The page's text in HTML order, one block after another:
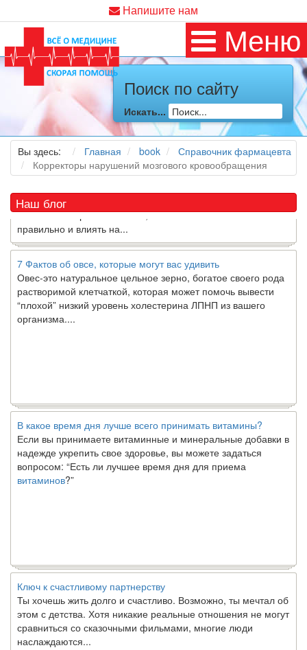
Напишите нам
Меню
Поиск по сайту
Искать...
Вы здесь: Главная book
Справочник фармацевта
Корректоры нарушений мозгового кровообращения
Наш блог
Как я заболел во время локдауна?
Это странная ситуация: вы соблюдали все меры
предосторожности COVID-19 (вы почти все время дома),
но, тем не менее, вы каким-то образом простудились. Вы
можете задаться...
5 причин обратить внимание на средиземноморскую диету
Какдиетолог, я вижу, что многие причудливые диеты
приходят в нашужизньи быстро исчезают из нее. Многие
из них это скорее наказание, чем способ питаться
правильно и влиять на...
7 Фактов об овсе, которые могут вас удивить
Овес-это натуральное цельное зерно, богатое своего рода
растворимой клетчаткой, которая может помочь вывести
“плохой” низкий уровень холестерина ЛПНП из вашего
организма....
В какое время дня лучше всего принимать витамины?
Если вы принимаете витаминные и минеральные добавки в
надежде укрепить свое здоровье, вы можете задаться
вопросом: “Есть ли лучшее время дня для приема
витаминов ?”
Ключ к счастливому партнерству
Ты хочешь жить долго и счастливо. Возможно, ты мечтал об
этом с детства. Хотя никакие реальные отношения не могут
сравниться со сказочными фильмами, многие люди
наслаждаются...